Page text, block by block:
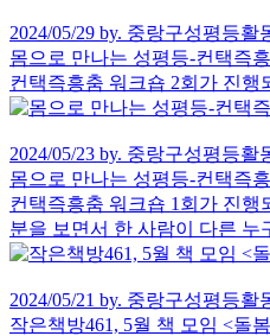
2024/05/29 by. 중랑구성평등활
몸으로 만나는 성평등-컨택즉
컨택즉흥춤 워크숍 2회가 진
2024/05/23 by. 중랑구성평등활
몸으로 만나는 성평등-컨택즉
컨택즉흥춤 워크숍 1회가 진
분을 보면서 한 사람이 다른
2024/05/21 by. 중랑구성평등활
작은책방461, 5월 책 모임 <돌